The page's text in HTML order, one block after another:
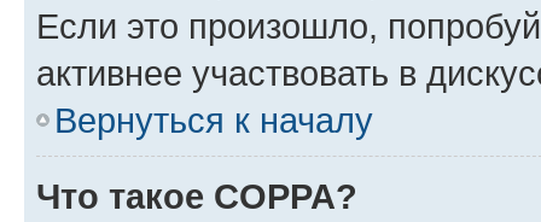
Если это произошло,
активнее участвовать в
Вернуться к началу
Что такое COPPA?